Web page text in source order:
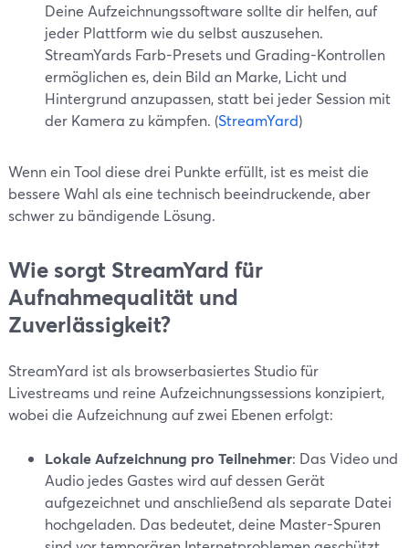
Deine Aufzeichnungssoftware sollte dir helfen, auf
jeder Plattform wie du selbst auszusehen.
StreamYards Farb-Presets und Grading-Kontrollen
ermöglichen es, dein Bild an Marke, Licht und
Hintergrund anzupassen, statt bei jeder Session mit
der Kamera zu kämpfen. (StreamYard)
Wenn ein Tool diese drei Punkte erfüllt, ist es meist die
bessere Wahl als eine technisch beeindruckende, aber
schwer zu bändigende Lösung.
Wie sorgt StreamYard für
Aufnahmequalität und
Zuverlässigkeit?
StreamYard ist als browserbasiertes Studio für
Livestreams und reine Aufzeichnungssessions konzipiert,
wobei die Aufzeichnung auf zwei Ebenen erfolgt:
Lokale Aufzeichnung pro Teilnehmer: Das Video und
Audio jedes Gastes wird auf dessen Gerät
aufgezeichnet und anschließend als separate Datei
hochgeladen. Das bedeutet, deine Master-Spuren